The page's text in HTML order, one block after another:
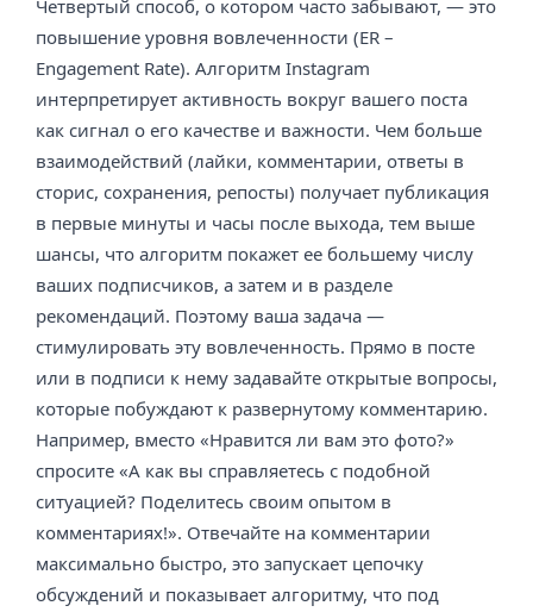
Четвертый способ, о котором часто забывают, — это
повышение уровня вовлеченности (ER –
Engagement Rate). Алгоритм Instagram
интерпретирует активность вокруг вашего поста
как сигнал о его качестве и важности. Чем больше
взаимодействий (лайки, комментарии, ответы в
сторис, сохранения, репосты) получает публикация
в первые минуты и часы после выхода, тем выше
шансы, что алгоритм покажет ее большему числу
ваших подписчиков, а затем и в разделе
рекомендаций. Поэтому ваша задача —
стимулировать эту вовлеченность. Прямо в посте
или в подписи к нему задавайте открытые вопросы,
которые побуждают к развернутому комментарию.
Например, вместо «Нравится ли вам это фото?»
спросите «А как вы справляетесь с подобной
ситуацией? Поделитесь своим опытом в
комментариях!». Отвечайте на комментарии
максимально быстро, это запускает цепочку
обсуждений и показывает алгоритму, что под